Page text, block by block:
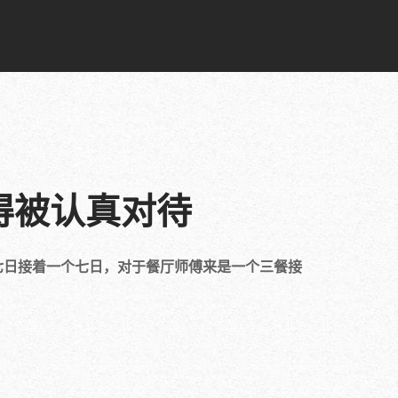
被认真对待
接着一个七日，对于餐厅师傅来是一个三餐接